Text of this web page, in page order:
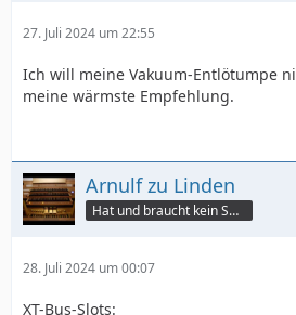
27. Juli 2024 um 22:55
Ich will meine Vakuum-Entlötumpe
meine wärmste Empfehlung.
Arnulf zu Linden
Hat und braucht kein Smartphone!
28. Juli 2024 um 00:07
XT-Bus-Slots: